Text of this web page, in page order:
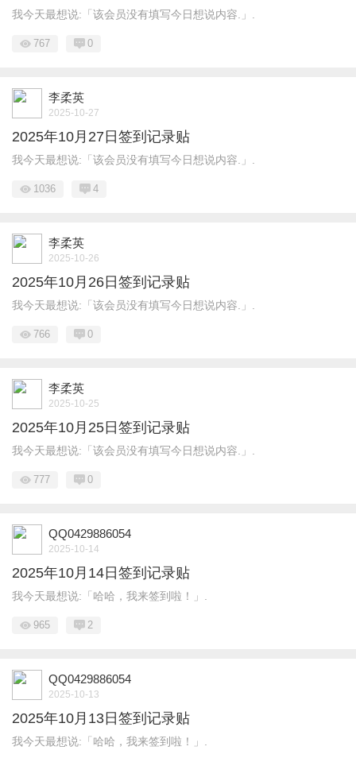
我今天最想说:「该会员没有填写今日想说内容.」.
767 0
李柔英
2025-10-27
2025年10月27日签到记录贴
我今天最想说:「该会员没有填写今日想说内容.」.
1036 4
李柔英
2025-10-26
2025年10月26日签到记录贴
我今天最想说:「该会员没有填写今日想说内容.」.
766 0
李柔英
2025-10-25
2025年10月25日签到记录贴
我今天最想说:「该会员没有填写今日想说内容.」.
777 0
QQ0429886054
2025-10-14
2025年10月14日签到记录贴
我今天最想说:「哈哈，我来签到啦！」.
965 2
QQ0429886054
2025-10-13
2025年10月13日签到记录贴
我今天最想说:「哈哈，我来签到啦！」.